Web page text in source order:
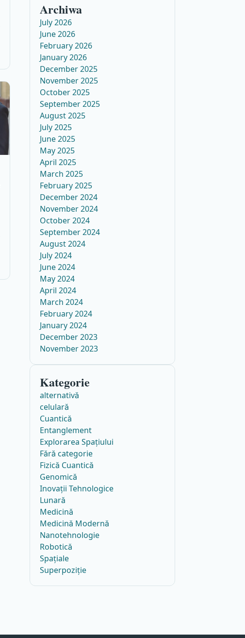
Archiwa
July 2026
June 2026
February 2026
January 2026
December 2025
November 2025
October 2025
September 2025
August 2025
July 2025
June 2025
May 2025
April 2025
March 2025
February 2025
December 2024
November 2024
October 2024
September 2024
August 2024
July 2024
June 2024
May 2024
April 2024
March 2024
February 2024
January 2024
December 2023
November 2023
Kategorie
alternativă
celulară
Cuantică
Entanglement
Explorarea Spațiului
Fără categorie
Fizică Cuantică
Genomică
Inovații Tehnologice
Lunară
Medicină
Medicină Modernă
Nanotehnologie
Robotică
Spațiale
Superpoziție